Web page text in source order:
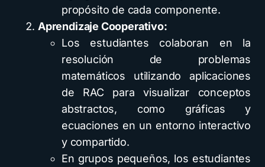
propósito de cada componente.
Aprendizaje Cooperativo:
Los estudiantes colaboran en la
resolución de problemas
matemáticos utilizando aplicaciones
de RAC para visualizar conceptos
abstractos, como gráficas y
ecuaciones en un entorno interactivo
y compartido.
En grupos pequeños, los estudiantes